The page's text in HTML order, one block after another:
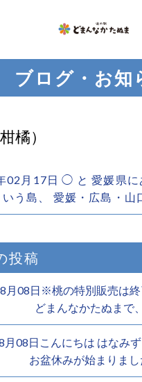
ブログ・お知
橘）
02月17日 ◯ と 愛媛県に
う島、 愛媛・広島・山
投稿
月08日※桃の特別販売は終
どまんなかたぬまで
月08日こんにちは はなみ
お盆休みが始まりま